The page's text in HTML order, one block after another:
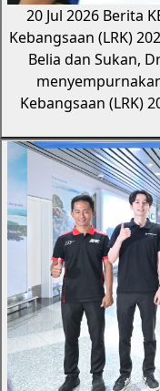
20 Jul 2026 Berita
Kebangsaan (LRK)
Belia dan Sukan,
Kebangsaan (LRK)